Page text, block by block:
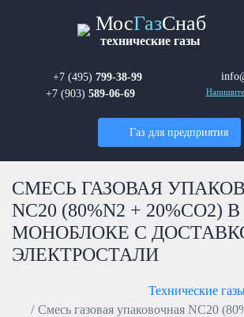
МосГазСнаб
технические газы
+7 (495) 799-38-99
+7 (903) 589-06-69
Газ для предприятия
СМЕСЬ ГАЗОВАЯ
NC20 (80%N2 + 20%СО2) В
МОНОБЛОКЕ С
ЭЛЕКТРОСТАЛИ
Технические
Смесь газовая упаковочная NC20